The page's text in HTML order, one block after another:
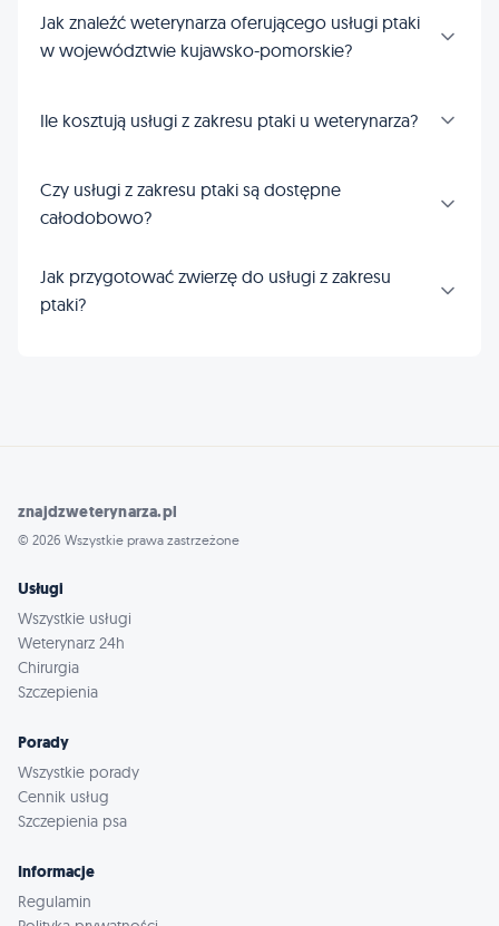
Jak znaleźć weterynarza oferującego usługi ptaki
w województwie kujawsko-pomorskie?
Ile kosztują usługi z zakresu ptaki u weterynarza?
Czy usługi z zakresu ptaki są dostępne
całodobowo?
Jak przygotować zwierzę do usługi z zakresu
ptaki?
znajdzweterynarza.pl
© 2026 Wszystkie prawa zastrzeżone
Usługi
Wszystkie usługi
Weterynarz 24h
Chirurgia
Szczepienia
Porady
Wszystkie porady
Cennik usług
Szczepienia psa
Informacje
Regulamin